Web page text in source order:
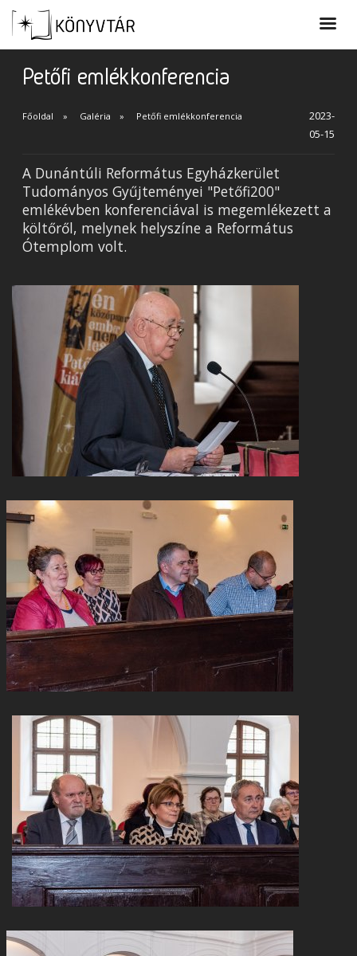
Petőfi emlékkonferencia
Főoldal Galéria Petőfi emlékkonferencia
2023-
05-15
A Dunántúli Református Egyházkerület
Tudományos Gyűjteményei "Petőfi200"
emlékévben konferenciával is megemlékezett a
költőről, melynek helyszíne a Református
Ótemplom volt.